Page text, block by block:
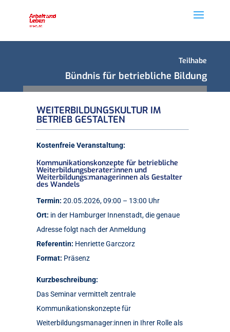
Teilhabe
Bündnis für betriebliche Bildung
WEITERBILDUNGSKULTUR IM
BETRIEB GESTALTEN
Kostenfreie Veranstaltung:
Kommunikationskonzepte für betriebliche
Weiterbildungsberater:innen und
Weiterbildungs:managerinnen als Gestalter
des Wandels
Termin: 20.05.2026,09:00 – 13:00 Uhr
Ort: in der Hamburger Innenstadt, die genaue
Adresse folgt nach der Anmeldung
Referentin: Henriette Garczorz
Format: Präsenz
Kurzbeschreibung:
Das Seminar vermittelt zentrale
Kommunikationskonzepte für
Weiterbildungsmanager:innen in Ihrer Rolle als